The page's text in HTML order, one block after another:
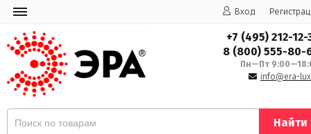
Вход
+7 (495) 212-12-
8 (800) 555-80-
Пн—Пт
info@era-
Найти